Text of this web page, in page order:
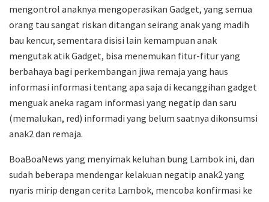
mengontrol anaknya mengoperasikan Gadget, yang semua
orang tau sangat riskan ditangan seirang anak yang madih
bau kencur, sementara disisi lain kemampuan anak
mengutak atik Gadget, bisa menemukan fitur-fitur yang
berbahaya bagi perkembangan jiwa remaja yang haus
informasi informasi tentang apa saja di kecanggihan gadget
menguak aneka ragam informasi yang negatip dan saru
(memalukan, red) informadi yang belum saatnya dikonsumsi
anak2 dan remaja.
BoaBoaNews yang menyimak keluhan bung Lambok ini, dan
sudah beberapa mendengar kelakuan negatip anak2 yang
nyaris mirip dengan cerita Lambok, mencoba konfirmasi ke